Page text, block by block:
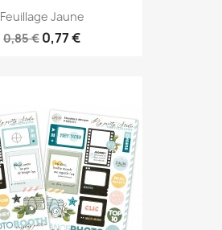
Feuillage Jaune
0,85 € 0,77 €